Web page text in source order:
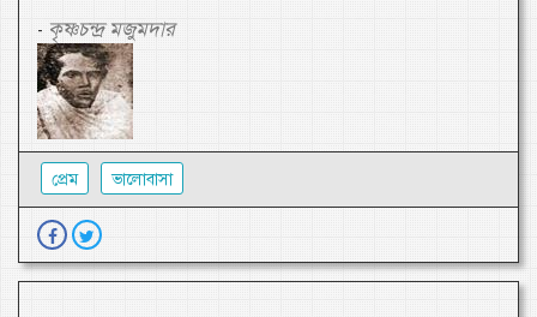
- কৃষ্ণচন্দ্র মজুমদার
প্রেম ভালোবাসা